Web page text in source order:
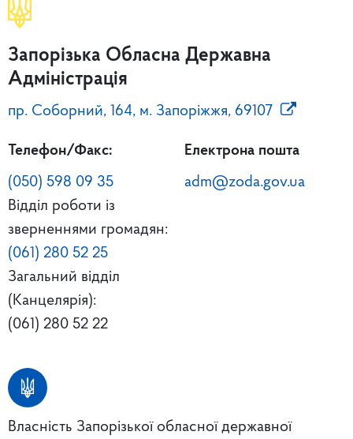
Запорізька Обласна Державна
Адміністрація
пр. Соборний, 164, м. Запоріжжя, 69107
Телефон/Факс:
(050) 598 09 35
Відділ роботи із
зверненнями громадян:
(061) 280 52 25
Загальний відділ
(Канцелярія):
(061) 280 52 22
Електрона пошта
adm@zoda.gov.ua
Власність Запорізької обласної державної